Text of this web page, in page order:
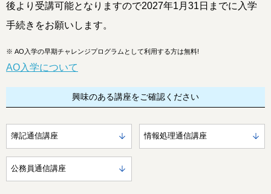
後より受講可能となりますので2027年1月31日までに入学
手続きをお願いします。
※ AO入学の早期チャレンジプログラムとして利用する方は無料!
AO入学について
興味のある講座をご確認ください
簿記通信講座 情報処理通信講座
公務員通信講座